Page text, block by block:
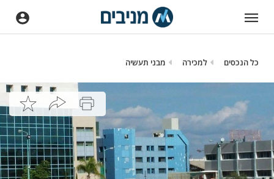
כל הנכסים למכירה מבני תעשיה